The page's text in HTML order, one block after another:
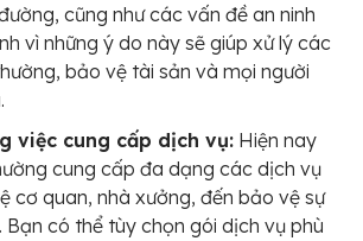
cũng như các vấn đề an ninh
vì những ý do này sẽ giúp xử lý các
bảo vệ tài sản và mọi người
việc cung cấp dịch vụ: Hiện nay
cung cấp đa dạng các dịch vụ
cơ quan, nhà xưởng, đến bảo vệ sự
Bạn có thể tùy chọn gói dịch vụ phù